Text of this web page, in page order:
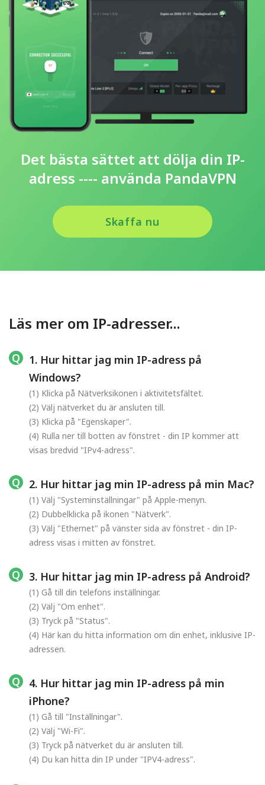
Det bästa sättet att dölja din IP-
adress ---- använda PandaVPN
Skaffa nu
Läs mer om IP-adresser...
1. Hur hittar jag min IP-adress på
Windows?
(1) Klicka på Nätverksikonen i aktivitetsfältet.
(2) Välj nätverket du är ansluten till.
(3) Klicka på "Egenskaper".
(4) Rulla ner till botten av fönstret - din IP kommer att
visas bredvid "IPv4-adress".
2. Hur hittar jag min IP-adress på min Mac?
(1) Välj "Systeminställningar" på Apple-menyn.
(2) Dubbelklicka på ikonen "Nätverk".
(3) Välj "Ethernet" på vänster sida av fönstret - din IP-
adress visas i mitten av fönstret.
3. Hur hittar jag min IP-adress på Android?
(1) Gå till din telefons inställningar.
(2) Välj "Om enhet".
(3) Tryck på "Status".
(4) Här kan du hitta information om din enhet, inklusive IP-
adressen.
4. Hur hittar jag min IP-adress på min
iPhone?
(1) Gå till "Inställningar".
(2) Välj "Wi-Fi".
(3) Tryck på nätverket du är ansluten till.
(4) Du kan hitta din IP under "IPV4-adress".